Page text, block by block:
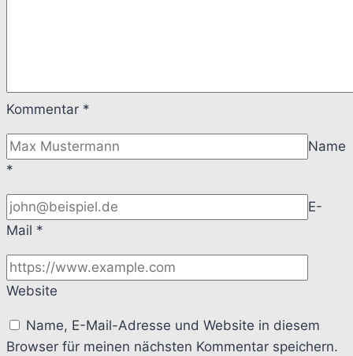
Kommentar *
Name
*
E-
Mail *
Website
Name, E-Mail-Adresse und Website in diesem
Browser für meinen nächsten Kommentar speichern.